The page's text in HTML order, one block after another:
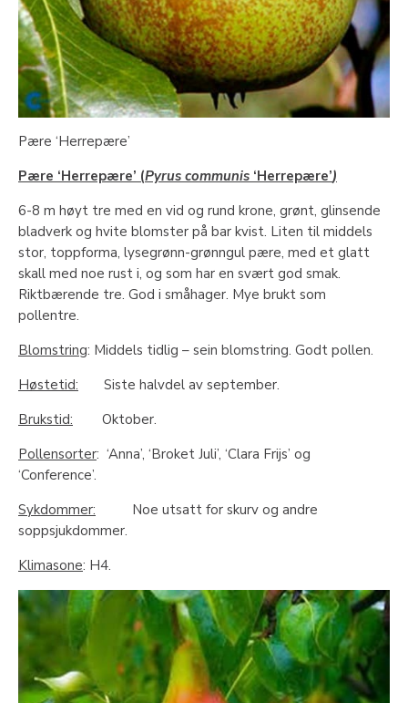
Pære ‘Herrepære’
Pære ‘Herrepære’ (Pyrus communis ‘Herrepære’)
6-8 m høyt tre med en vid og rund krone, grønt, glinsende
bladverk og hvite blomster på bar kvist. Liten til middels
stor, toppforma, lysegrønn-grønngul pære, med et glatt
skall med noe rust i, og som har en svært god smak.
Riktbærende tre. God i småhager. Mye brukt som
pollentre.
Blomstring: Middels tidlig – sein blomstring. Godt pollen.
Høstetid: Siste halvdel av september.
Brukstid: Oktober.
Pollensorter: ‘Anna’, ‘Broket Juli’, ‘Clara Frijs’ og
‘Conference’.
Sykdommer: Noe utsatt for skurv og andre
soppsjukdommer.
Klimasone: H4.